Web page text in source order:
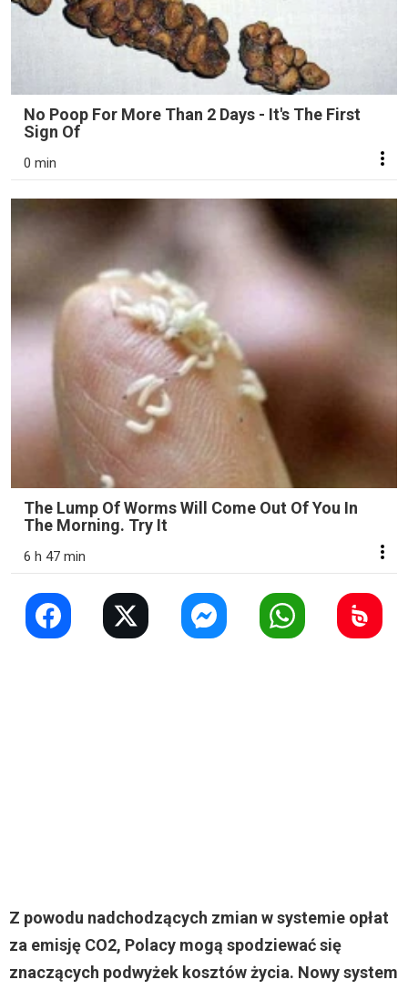
No Poop For More Than 2 Days - It's The First
Sign Of
0 min
The Lump Of Worms Will Come Out Of You In
The Morning. Try It
6 h 47 min
Z powodu nadchodzących zmian w systemie opłat
za emisję CO2, Polacy mogą spodziewać się
znaczących podwyżek kosztów życia. Nowy system